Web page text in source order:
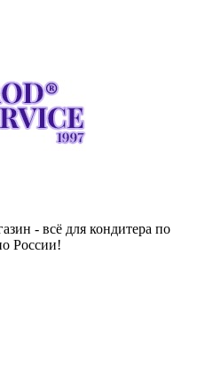
- всё для кондитера по
России!